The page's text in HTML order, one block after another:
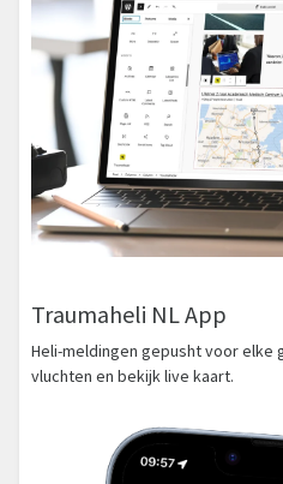
Traumaheli NL App
Heli-meldingen gepusht voor elke
vluchten en bekijk live kaart.